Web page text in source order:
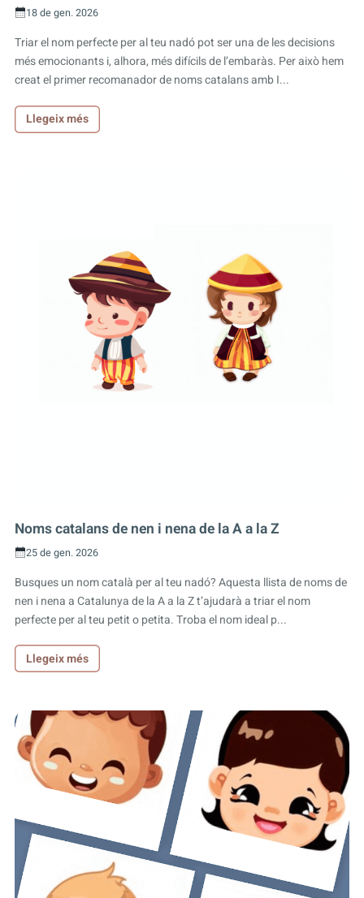
18 de gen. 2026
Triar el nom perfecte per al teu nadó pot ser una de les decisions
més emocionants i, alhora, més difícils de l’embaràs. Per això hem
creat el primer recomanador de noms catalans amb I...
Llegeix més
Noms catalans de nen i nena de la A a la Z
25 de gen. 2026
Busques un nom català per al teu nadó? Aquesta llista de noms de
nen i nena a Catalunya de la A a la Z t’ajudarà a triar el nom
perfecte per al teu petit o petita. Troba el nom ideal p...
Llegeix més